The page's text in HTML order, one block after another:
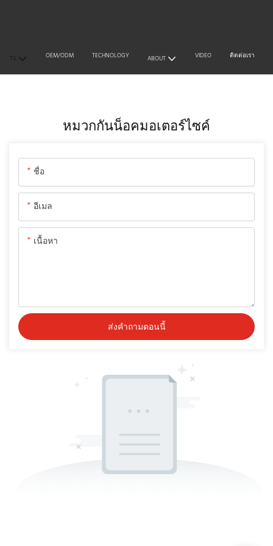
OEM/ODM TECHNOLOGY ABOUT VIDEO ติดต่อเรา
หมวกกันน็อคมอเตอร์ไซค์
ชื่อ
อีเมล
เนื้อหา
ส่งคำถามตอนนี้